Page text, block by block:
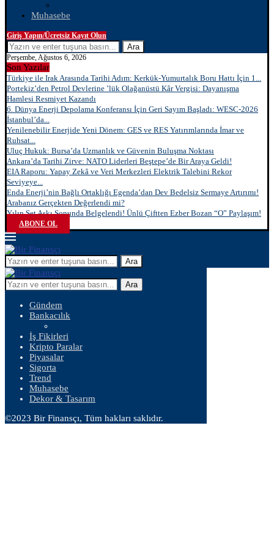
Muhasebe
Giriş Yapın/Ücretsiz Kayıt Olun
Ara
Perşembe, Ağustos 6, 2026
Son Yazılar
Türkiye ile Irak Arasında Tarihi Adım: Kerkük-Yumurtalık Boru Hattı İçin 1...
Portekiz’den Petrol Devlerine ’lük Olağanüstü Kâr Vergisi: Dayanışma
Hamlesi Resmiyet Kazandı
6. Dünya Enerji Depolama Konferansı İçin Geri Sayım Başladı: WESC-2026
İstanbul’da...
Yenilenebilir Enerjide Yeni Dönem: GES ve RES Yatırımlarında İmar ve
Ruhsat...
Uluç Hukuk: Bursa’da Uzmanlık ve Güvenin Buluşma Noktası
Ankara’da Tarihi Zirve: NATO Liderleri Beştepe’de Bir Araya Geldi!
EIA Raporu: Yapay Zekâ ve Veri Merkezleri Elektrik Talebini Rekor
Seviyeye...
Enda Enerji’nin Bağlı Ortaklığı Egenda’dan Dev Bedelsiz Sermaye Artırımı!
Arabanız Gerçekten Değerlendi mi?
Yılın Set Aşkı Sonunda Belgelendi! Ünlü Çiftten Ezber Bozan “O” Paylaşım!
ABONE OL
Ara
Ara
Gündem
Bankacılık
İş Fikirleri
Kripto Paralar
Piyasalar
Sigorta
Trend
Muhasebe
Dekor & Tasarım
©2023 Bir Finansçı, Tüm hakları saklıdır.